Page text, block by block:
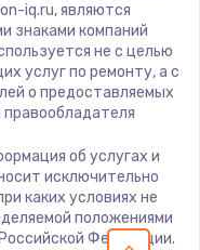
iq.ru, являются
знаками компаний
не с целью
услуг по ремонту, а с
о предоставляемых
об услугах и
исключительно
каких условиях не
положениями
Федерации.